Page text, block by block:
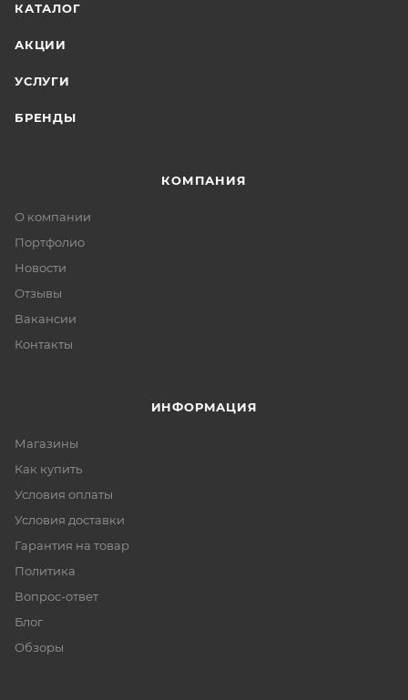
КАТАЛОГ
АКЦИИ
УСЛУГИ
БРЕНДЫ
КОМПАНИЯ
О компании
Портфолио
Новости
Отзывы
Вакансии
Контакты
ИНФОРМАЦИЯ
Магазины
Как купить
Условия оплаты
Условия доставки
Гарантия на товар
Политика
Вопрос-ответ
Блог
Обзоры